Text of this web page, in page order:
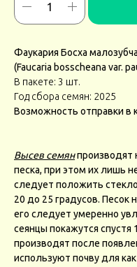
Фаукария Босха
(Faucaria bosscheana var.
В пакете: 3 шт.
Год сбора семян: 2025
Возможность отправки в
Высев семянпроизводят
песка, при этом их лишь
следует положить
20 до 25 градусов. Песок
его следует умеренно
сеянцы покажутся спустя
производят после
используют почву для